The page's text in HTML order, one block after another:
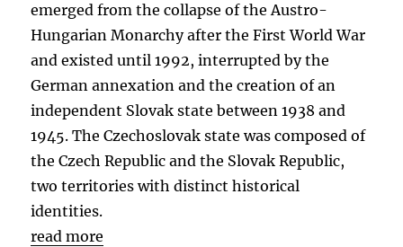
emerged from the collapse of the Austro-
Hungarian Monarchy after the First World War
and existed until 1992, interrupted by the
German annexation and the creation of an
independent Slovak state between 1938 and
1945. The Czechoslovak state was composed of
the Czech Republic and the Slovak Republic,
two territories with distinct historical
identities.
read more